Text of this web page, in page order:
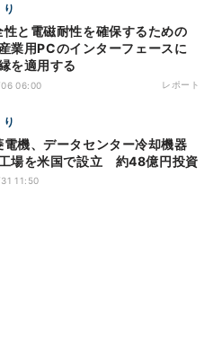
り
業用PCのインターフェースに
を適用する
06:00 レポート
り
場を米国で設立 約48億円投資
11:50